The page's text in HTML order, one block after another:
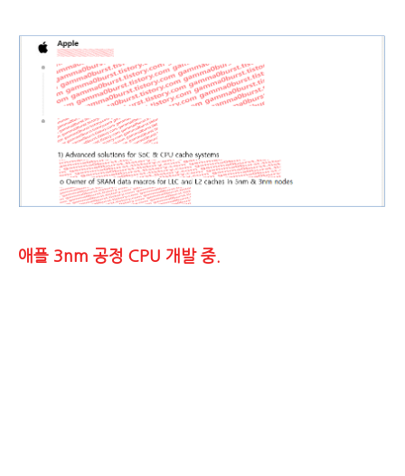
애플 3nm 공정 CPU 개발 중.